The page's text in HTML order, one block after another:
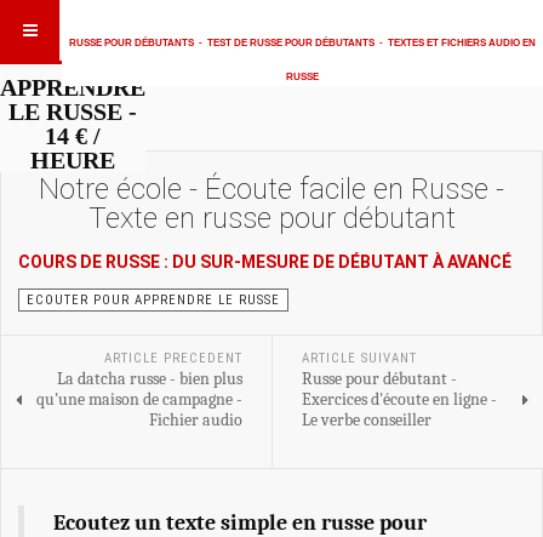
RUSSE POUR DÉBUTANTS - TEST DE RUSSE POUR DÉBUTANTS - TEXTES ET FICHIERS AUDIO EN
RUSSE
APPRENDRE
LE RUSSE -
14 € /
HEURE
Notre école - Écoute facile en Russe -
Texte en russe pour débutant
COURS DE RUSSE : DU SUR-MESURE DE DÉBUTANT À AVANCÉ
ECOUTER POUR APPRENDRE LE RUSSE
ARTICLE PRECEDENT
La datcha russe - bien plus
qu'une maison de campagne -
Fichier audio
ARTICLE SUIVANT
Russe pour débutant -
Exercices d'écoute en ligne -
Le verbe conseiller
Ecoutez un texte simple en russe pour